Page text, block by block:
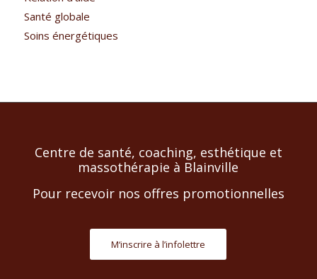
Santé globale
Soins énergétiques
Centre de santé, coaching, esthétique et
massothérapie à Blainville
Pour recevoir nos offres promotionnelles
M‘inscrire à l’infolettre